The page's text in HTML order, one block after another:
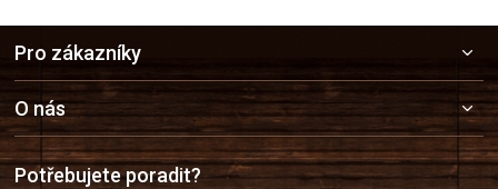
a
t
í
Pro zákazníky
O nás
Potřebujete poradit?